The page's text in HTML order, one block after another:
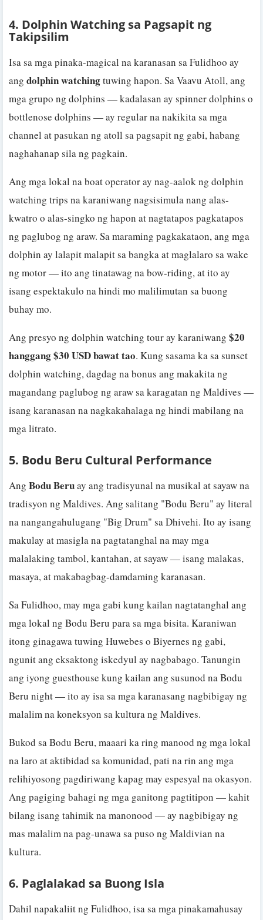
4. Dolphin Watching sa Pagsapit ng
Takipsilim
Isa sa mga pinaka-magical na karanasan sa Fulidhoo ay
ang dolphin watchingtuwing hapon. Sa Vaavu Atoll, ang
mga grupo ng dolphins — kadalasan ay spinner dolphins o
bottlenose dolphins — ay regular na nakikita sa mga
channel at pasukan ng atoll sa pagsapit ng gabi, habang
naghahanap sila ng pagkain.
Ang mga lokal na boat operator ay nag-aalok ng dolphin
watching trips na karaniwang nagsisimula nang alas-
kwatro o alas-singko ng hapon at nagtatapos pagkatapos
ng paglubog ng araw. Sa maraming pagkakataon, ang mga
dolphin ay lalapit malapit sa bangka at maglalaro sa wake
ng motor — ito ang tinatawag na bow-riding, at ito ay
isang espektakulo na hindi mo malilimutan sa buong
buhay mo.
Ang presyo ng dolphin watching tour ay karaniwang $20
hanggang $30 USD bawat tao. Kung sasama ka sa sunset
dolphin watching, dagdag na bonus ang makakita ng
magandang paglubog ng araw sa karagatan ng Maldives —
isang karanasan na nagkakahalaga ng hindi mabilang na
mga litrato.
5. Bodu Beru Cultural Performance
Ang Bodu Beruay ang tradisyunal na musikal at sayaw na
tradisyon ng Maldives. Ang salitang "Bodu Beru" ay literal
na nangangahulugang "Big Drum" sa Dhivehi. Ito ay isang
makulay at masigla na pagtatanghal na may mga
malalaking tambol, kantahan, at sayaw — isang malakas,
masaya, at makabagbag-damdaming karanasan.
Sa Fulidhoo, may mga gabi kung kailan nagtatanghal ang
mga lokal ng Bodu Beru para sa mga bisita. Karaniwan
itong ginagawa tuwing Huwebes o Biyernes ng gabi,
ngunit ang eksaktong iskedyul ay nagbabago. Tanungin
ang iyong guesthouse kung kailan ang susunod na Bodu
Beru night — ito ay isa sa mga karanasang nagbibigay ng
malalim na koneksyon sa kultura ng Maldives.
Bukod sa Bodu Beru, maaari ka ring manood ng mga lokal
na laro at aktibidad sa komunidad, pati na rin ang mga
relihiyosong pagdiriwang kapag may espesyal na okasyon.
Ang pagiging bahagi ng mga ganitong pagtitipon — kahit
bilang isang tahimik na manonood — ay nagbibigay ng
mas malalim na pag-unawa sa puso ng Maldivian na
kultura.
6. Paglalakad sa Buong Isla
Dahil napakaliit ng Fulidhoo, isa sa mga pinakamahusay